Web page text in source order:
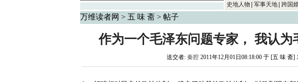
史地人物
军事天地 跨国
万维读者网 > 五 味 斋> 帖子
作为一个毛泽东问题专家， 我认为
送交者: 秦腔 2011年12月01日08:18:00 于 [五 味 斋]